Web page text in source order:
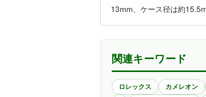
13mm、ケース径は約
関連キーワード
ロレックス カメレオン